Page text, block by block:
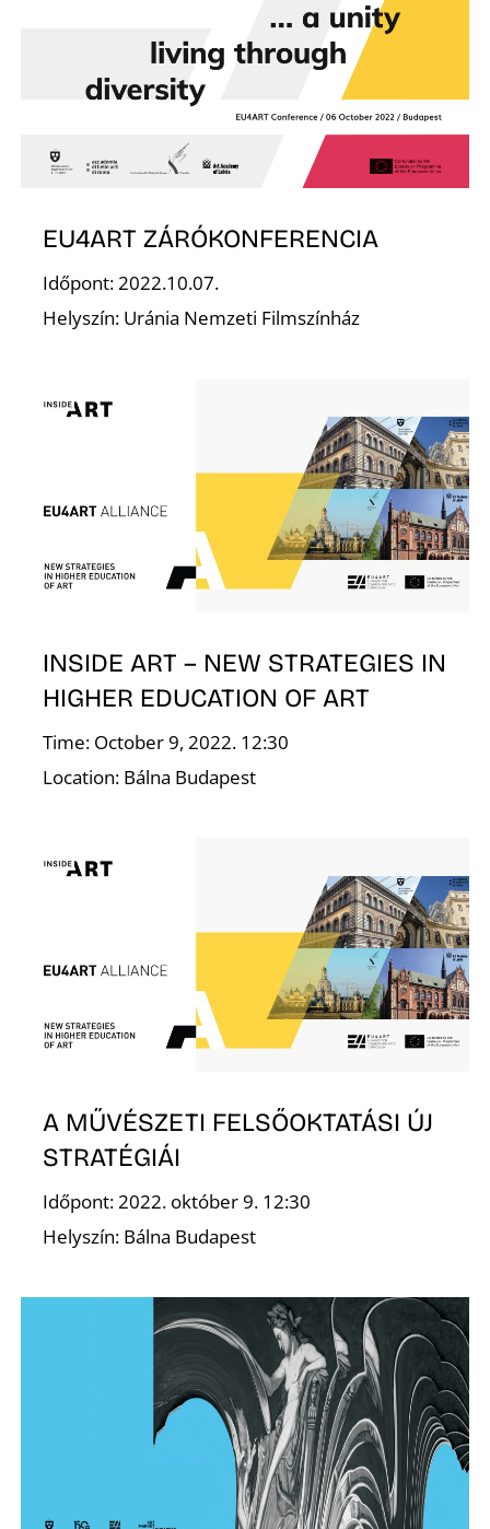
EU4ART ZÁRÓKONFERENCIA
Időpont: 2022.10.07.
Helyszín: Uránia Nemzeti Filmszínház
INSIDE ART – NEW STRATEGIES IN
HIGHER EDUCATION OF ART
Time: October 9, 2022. 12:30
Location: Bálna Budapest
A MŰVÉSZETI FELSŐOKTATÁSI ÚJ
STRATÉGIÁI
Időpont: 2022. október 9. 12:30
Helyszín: Bálna Budapest